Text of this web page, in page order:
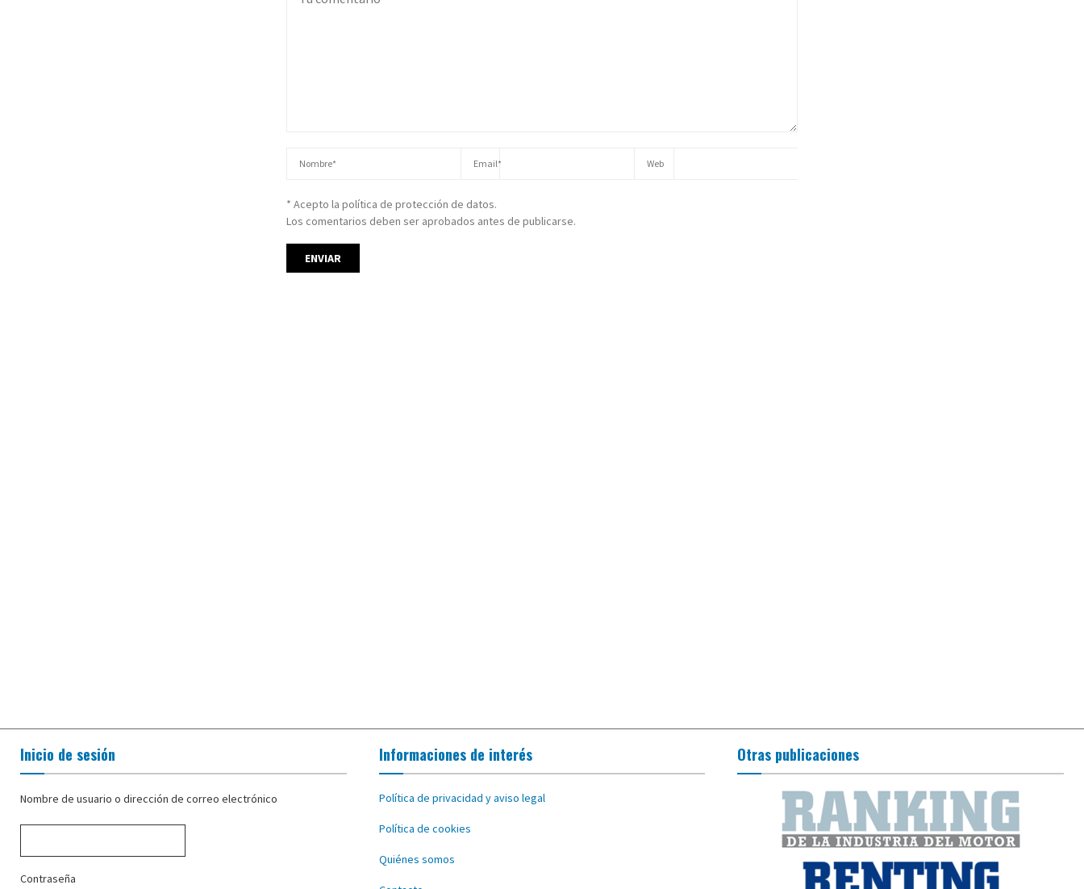
* Acepto la política de protección de datos.
Los comentarios deben ser aprobados antes de publicarse.
Inicio de sesión
Nombre de usuario o dirección de correo electrónico
Contraseña
Informaciones de interés
Política de privacidad y aviso legal
Política de cookies
Quiénes somos
Otras publicaciones